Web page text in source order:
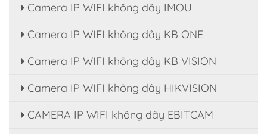
Camera IP WIFI không dây IMOU
Camera IP WIFI không dây KB ONE
Camera IP WIFI không dây KB VISION
Camera IP WIFI không dây HIKVISION
CAMERA IP WIFI không dây EBITCAM